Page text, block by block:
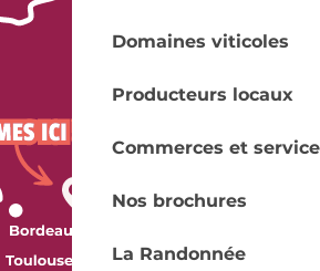
Domaines viticoles
Producteurs locaux
Commerces et
Nos brochures
La Randonnée